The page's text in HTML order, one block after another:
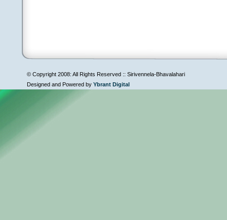
© Copyright 2008: All Rights Reserved :: Sirivennela-Bhavalahari
Designed and Powered by Ybrant Digital